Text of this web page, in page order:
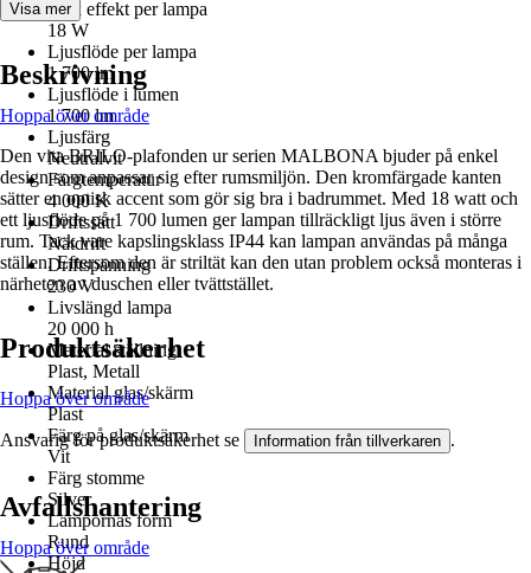
Max effekt per lampa
18 W
Ljusflöde per lampa
1 700 lm
Ljusflöde i lumen
1 700 lm
Ljusfärg
Neutralvit
Färgtemperatur
4 000 K
Driftssätt
Nätdrift
Driftspänning
230 V
Livslängd lampa
20 000 h
Material ställning
Plast, Metall
Material glas/skärm
Plast
Färg på glas/skärm
Vit
Färg stomme
Silver
Lampornas form
Rund
Höjd
Visa mer
Beskrivning
Hoppa över område
Den vita BRILO-plafonden ur serien MALBONA bjuder på enkel
design som anpassar sig efter rumsmiljön. Den kromfärgade kanten
sätter en optisk accent som gör sig bra i badrummet. Med 18 watt och
ett ljusflöde på 1 700 lumen ger lampan tillräckligt ljus även i större
rum. Tack vare kapslingsklass IP44 kan lampan användas på många
ställen. Eftersom den är striltät kan den utan problem också monteras i
närheten av duschen eller tvättstället.
Produktsäkerhet
Hoppa över område
Ansvarig för produktsäkerhet se Information från tillverkaren .
Avfallshantering
Hoppa över område